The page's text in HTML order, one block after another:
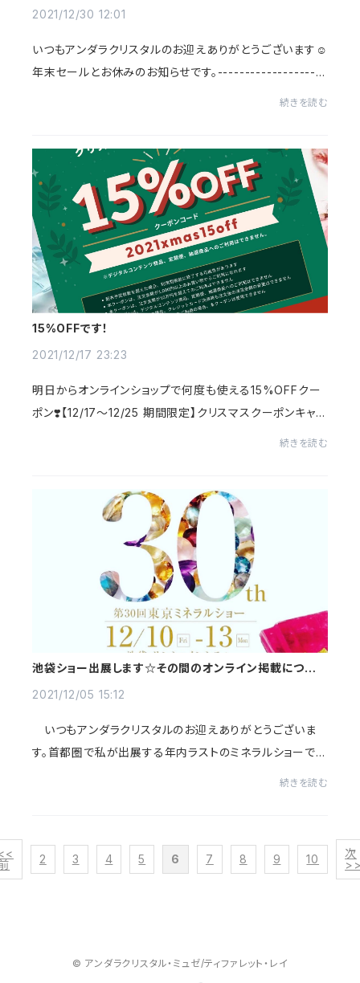
2021/12/30 12:01
いつもアンダラクリスタルのお迎えありがとうございます☺️
年末セールとお休みのお知らせです。--------------------
続きを読む
15%OFFです！
2021/12/17 23:23
明日からオンラインショップで何度も使える15%OFFクー
ポン❣️【12/17～12/25 期間限定】クリスマスクーポンキャン
続きを読む
池袋ショー出展します☆その間のオンライン掲載につきま
2021/12/05 15:12
いつもアンダラクリスタルのお迎えありがとうございま
す。首都圏で私が出展する年内ラストのミネラルショーであ
続きを読む
2 3 4 5 6 7 8 9 10
次
© アンダラクリスタル・ミュゼ/ティファレット・レイ